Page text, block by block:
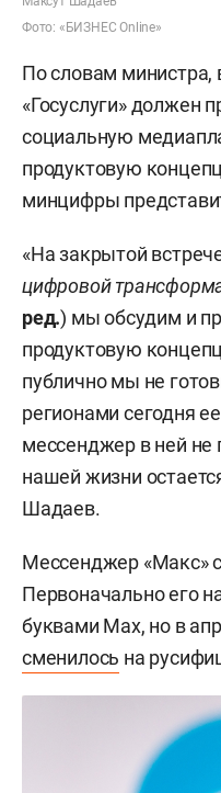
Фото: «БИЗНЕС Online»
По словам министра,
«Госуслуги» должен
социальную
продуктовую
минцифры
«На закрытой
цифровой
ред.) мы обсудим и
продуктовую
публично мы не
регионами сегодня
мессенджер в ней не
нашей жизни
Шадаев.
Мессенджер «Макс»
Первоначально его
буквами Max, но в
сменилось на